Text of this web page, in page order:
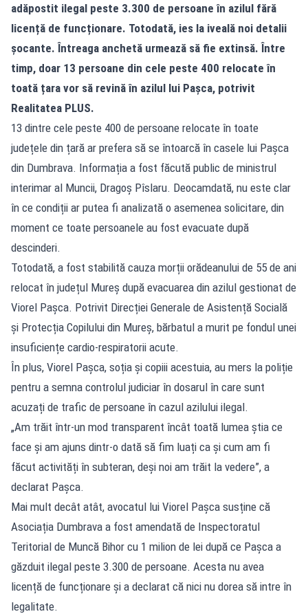
adăpostit ilegal peste 3.300 de persoane în azilul fără
licență de funcționare. Totodată, ies la iveală noi detalii
șocante. Întreaga anchetă urmează să fie extinsă. Între
timp, doar 13 persoane din cele peste 400 relocate în
toată țara vor să revină în azilul lui Pașca, potrivit
Realitatea PLUS.
13 dintre cele peste 400 de persoane relocate în toate
județele din țară ar prefera să se întoarcă în casele lui Pașca
din Dumbrava. Informația a fost făcută public de ministrul
interimar al Muncii, Dragoș Pîslaru. Deocamdată, nu este clar
în ce condiții ar putea fi analizată o asemenea solicitare, din
moment ce toate persoanele au fost evacuate după
descinderi.
Totodată, a fost stabilită cauza morții orădeanului de 55 de ani
relocat în județul Mureș după evacuarea din azilul gestionat de
Viorel Pașca. Potrivit Direcției Generale de Asistență Socială
și Protecția Copilului din Mureș, bărbatul a murit pe fondul unei
insuficiențe cardio-respiratorii acute.
În plus, Viorel Pașca, soția și copiii acestuia, au mers la poliție
pentru a semna controlul judiciar în dosarul în care sunt
acuzați de trafic de persoane în cazul azilului ilegal.
„Am trăit într-un mod transparent încât toată lumea ştia ce
face și am ajuns dintr-o dată să fim luați ca și cum am fi
făcut activități în subteran, deși noi am trăit la vedere”, a
declarat Pașca.
Mai mult decât atât, avocatul lui Viorel Pașca susține că
Asociația Dumbrava a fost amendată de Inspectoratul
Teritorial de Muncă Bihor cu 1 milion de lei după ce Pașca a
găzduit ilegal peste 3.300 de persoane. Acesta nu avea
licență de funcționare și a declarat că nici nu dorea să intre în
legalitate.